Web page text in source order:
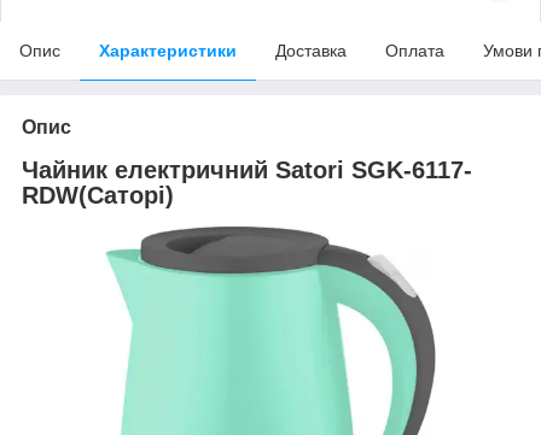
Опис Характеристики Доставка Оплата Умови
Опис
Чайник електричний Satori SGK-6117-
RDW(Саторі)